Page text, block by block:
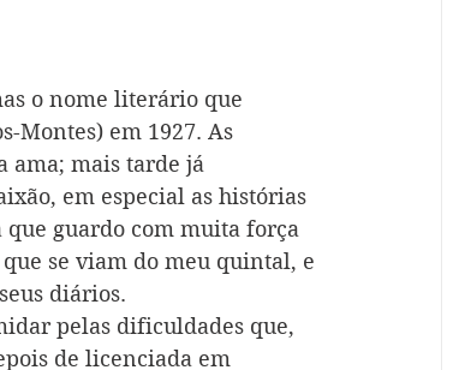
o nome literário que
Montes) em 1927. As
ama; mais tarde já
em especial as histórias
guardo com muita força
se viam do meu quintal, e
diários.
pelas dificuldades que,
de licenciada em